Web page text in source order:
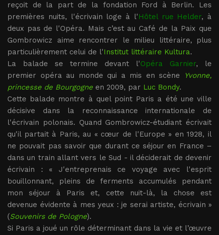
reçoit de la part de la fondation Ford à Berlin. Les
premières nuits, l'écrivain loge à l'Hôtel rue Helder, à
deux pas de l'Opéra. Mais c’est au Café de la Paix que
Gombrowicz aime rencontrer le milieu littéraire, plus
particulièrement celui de l'Institut littéraire Kultura.
La balade se termine devant l'Opéra Garnier, le
premier opéra au monde qui a mis en scène
Yvonne,
princesse de Bourgogne en 2009, par Luc Bondy.
Cette balade montre à quel point Paris a été une ville
décisive dans la reconnaissance internationale de
l'écrivain polonais. Quand Gombrowicz-étudiant écrivait
qu'il partait à Paris, au « cœur de l'Europe » en 1928, il
ne pouvait pas savoir que durant ce séjour en France –
dans un train allant vers le Sud - il déciderait de devenir
écrivain : « J'entreprenais ce voyage avec l'esprit
bouillonnant, pleins de ferments accumulés pendant
mon séjour à Paris et, cette nuit-là, la chose est
devenue évidente à mes yeux : je serai artiste, écrivain »
(Souvenirs de Pologne).
Si Paris a joué un rôle déterminant dans la vie et l’œuvre